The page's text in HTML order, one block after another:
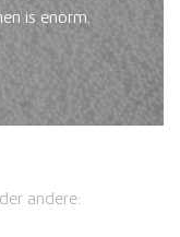
is enorm.
andere: